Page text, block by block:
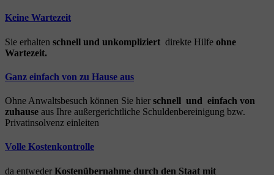
Keine Wartezeit
Sie erhalten schnell und unkompliziert direkte Hilfe ohne
Wartezeit.
Ganz einfach von zu Hause aus
Ohne Anwaltsbesuch können Sie hier schnell und einfach von
zuhause aus Ihre außergerichtliche Schuldenbereinigung bzw.
Privatinsolvenz einleiten
Volle Kostenkontrolle
da entweder Kostenübernahme durch den Staat mit